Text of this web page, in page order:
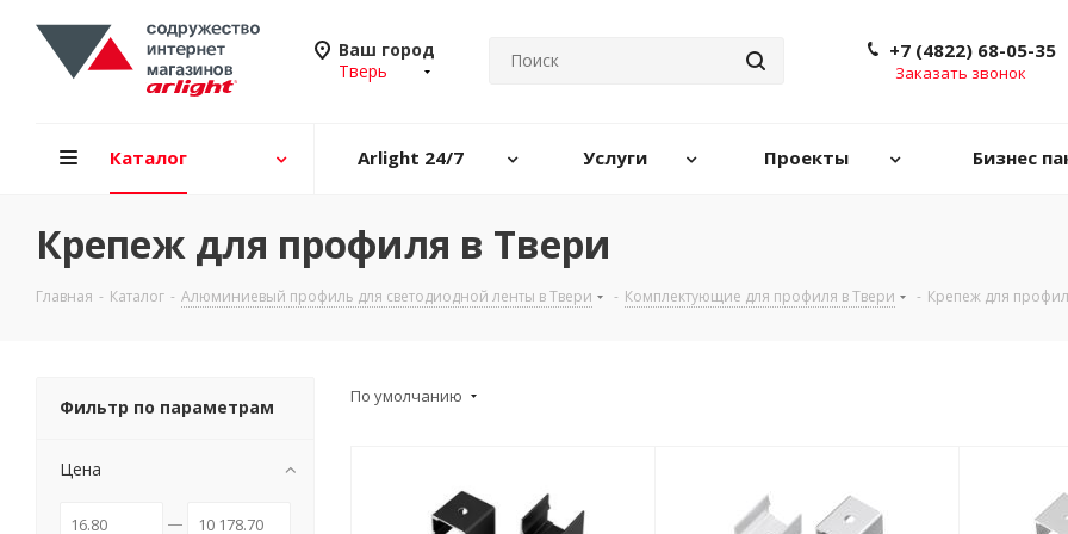
Ваш город
Тверь
+7 (4822) 68-05-35
Заказать звонок
Каталог Arlight 24/7 Услуги Проекты Бизнес
Крепеж для профиля в Твери
Главная - Каталог - Алюминиевый профиль для светодиодной ленты в Твери - Комплектующие для профиля в Твери - Крепеж для
По умолчанию
Фильтр по параметрам
Цена